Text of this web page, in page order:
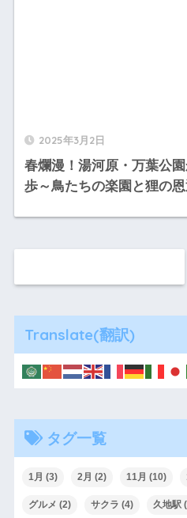
2025年3月2日
春爛漫！湯河原・万葉公
歩～鳥たちの楽園と狸の
Translate(翻訳)
タグ一覧
1月 (3) 2月 (2) 11月 (10)
グルメ (2) サクラ (4) 久地駅